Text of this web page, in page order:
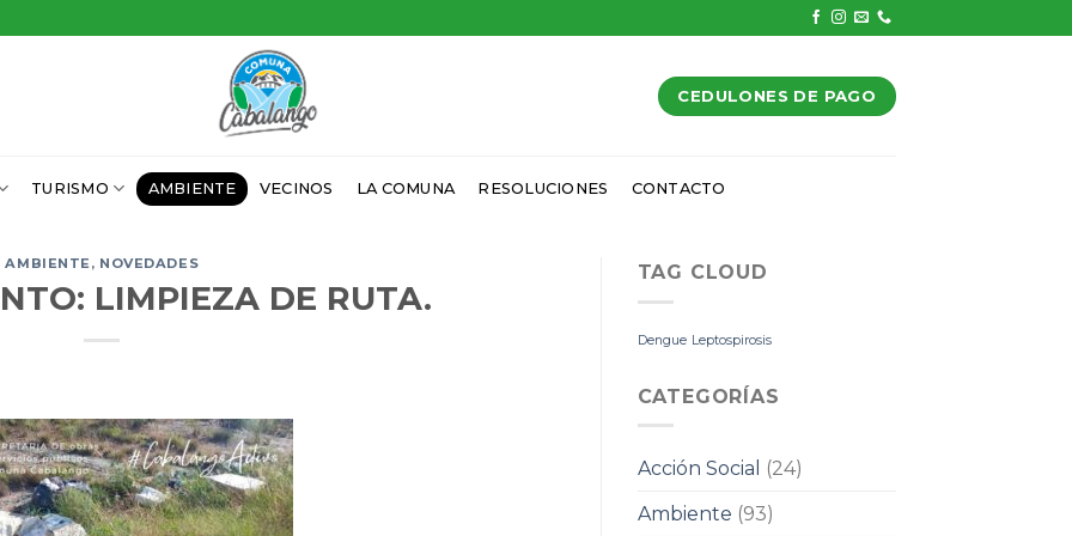
CEDULONES DE PAGO
TURISMO AMBIENTE VECINOS LA COMUNA RESOLUCIONES CONTACTO
AMBIENTE , NOVEDADES
LIMPIEZA DE RUTA.
TAG CLOUD
Dengue Leptospirosis
CATEGORÍAS
Acción Social
(24)
Ambiente (93)